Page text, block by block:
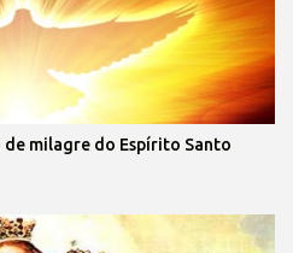
de milagre do Espírito Santo